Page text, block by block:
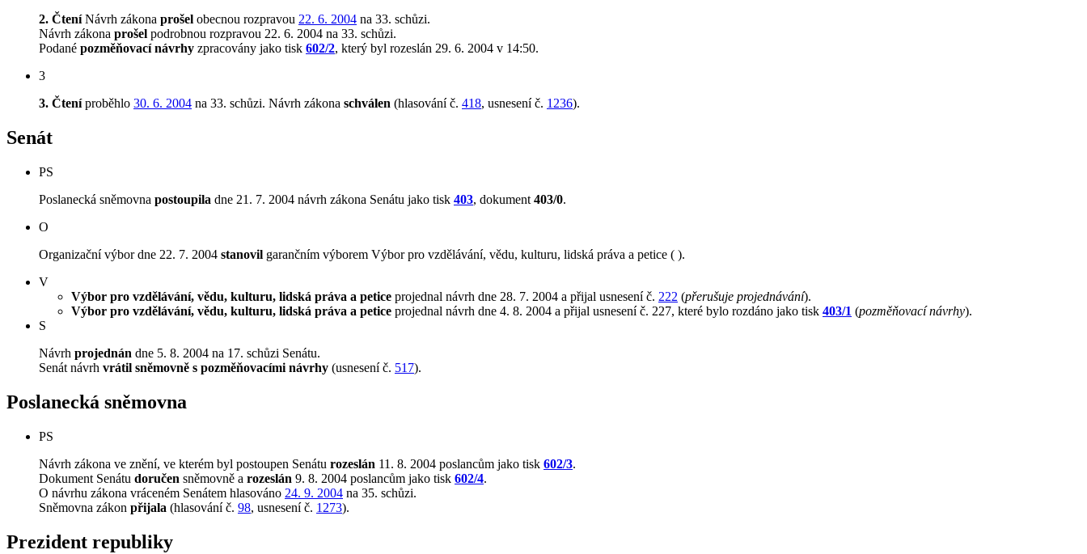
2. ČteníNávrh zákona prošel obecnou rozpravou 22. 6. 2004 na 33. schůzi.
Návrh zákona prošel podrobnou rozpravou 22. 6. 2004 na 33. schůzi.
Podané pozměňovací návrhy zpracovány jako tisk 602/2, který byl rozeslán 29. 6. 2004 v 14:50.
3
3. Čteníproběhlo 30. 6. 2004 na 33. schůzi. Návrh zákona schválen (hlasování č. 418, usnesení č. 1236).
Senát
PS
Poslanecká sněmovna postoupila dne 21. 7. 2004 návrh zákona Senátu jako tisk 403, dokument 403/0.
O
Organizační výbor dne 22. 7. 2004 stanovil garančním výborem Výbor pro vzdělávání, vědu, kulturu, lidská práva a petice ( ).
V
Výbor pro vzdělávání, vědu, kulturu, lidská práva a petice projednal návrh dne 28. 7. 2004 a přijal usnesení č. 222 (přerušuje projednávání).
Výbor pro vzdělávání, vědu, kulturu, lidská práva a petice projednal návrh dne 4. 8. 2004 a přijal usnesení č. 227, které bylo rozdáno jako tisk 403/1 (pozměňovací návrhy).
S
Návrh projednán dne 5. 8. 2004 na 17. schůzi Senátu.
Senát návrh vrátil sněmovně s pozměňovacími návrhy (usnesení č. 517).
Poslanecká sněmovna
PS
Návrh zákona ve znění, ve kterém byl postoupen Senátu rozeslán 11. 8. 2004 poslancům jako tisk 602/3.
Dokument Senátu doručen sněmovně a rozeslán 9. 8. 2004 poslancům jako tisk 602/4.
O návrhu zákona vráceném Senátem hlasováno 24. 9. 2004 na 35. schůzi.
Sněmovna zákon přijala (hlasování č. 98, usnesení č. 1273).
Prezident republiky